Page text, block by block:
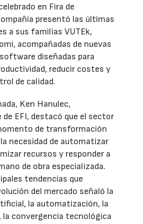
en Fira de
presentó las últimas
a sus familias VUTEk,
acompañadas de nuevas
diseñadas para
reducir costes y
de calidad.
Ken Hanulec,
EFI, destacó que el sector
de transformación
necesidad de automatizar
recursos y responder a
de obra especializada.
tendencias que
del mercado señaló la
la automatización, la
la convergencia tecnológica